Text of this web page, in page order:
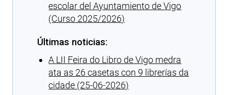
escolar del Ayuntamiento de Vigo
(Curso 2025/2026)
Últimas noticias:
A LII Feira do Libro de Vigo medra
ata as 26 casetas con 9 librerías da
cidade (25-06-2026)